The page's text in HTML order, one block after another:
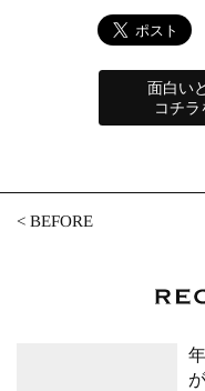
面白い
コチラ
<BEFORE